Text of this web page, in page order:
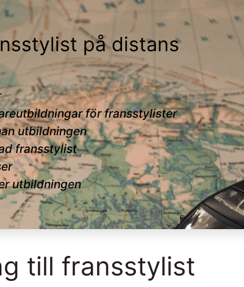
på distans
för fransstylister
utbildningen
fransstylist
utbildningen
till fransstylist